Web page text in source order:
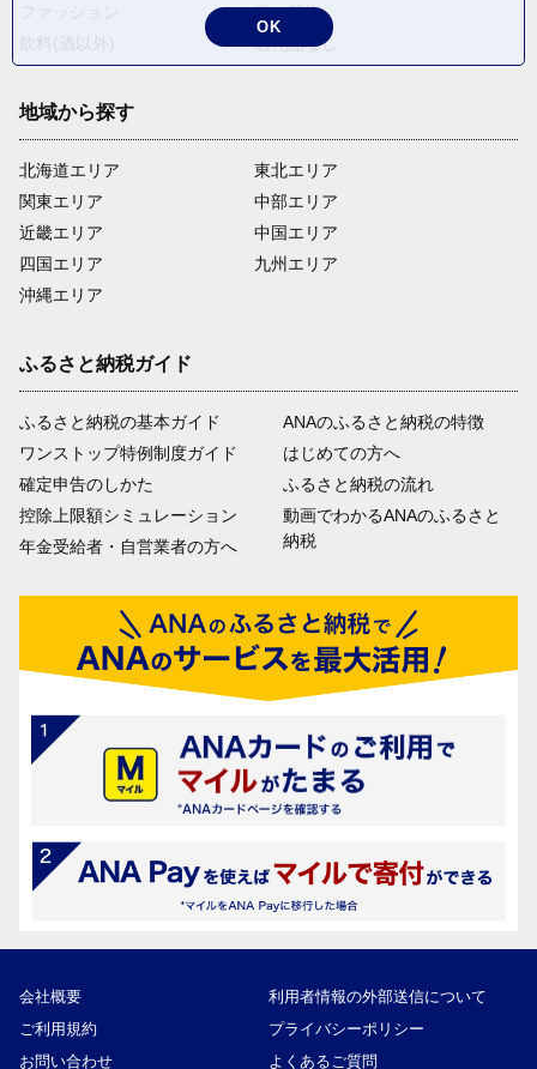
米・穀物
返礼品なし
地域から探す
北海道エリア
関東エリア
近畿エリア
四国エリア
沖縄エリア
東北エリア
中部エリア
中国エリア
九州エリア
ふるさと納税ガイド
ふるさと納税の基本ガイド
ワンストップ特例制度ガイド
確定申告のしかた
控除上限額シミュレーション
年金受給者・自営業者の方へ
ANAのふるさと納税の特徴
はじめての方へ
ふるさと納税の流れ
動画でわかるANAのふるさと
納税
会社概要
利用者情報の外部送信について
ご利用規約
プライバシーポリシー
お問い合わせ
よくあるご質問
OK